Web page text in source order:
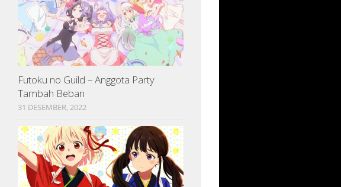
Futoku no Guild – Anggota Party
Tambah Beban
31 DESEMBER, 2022